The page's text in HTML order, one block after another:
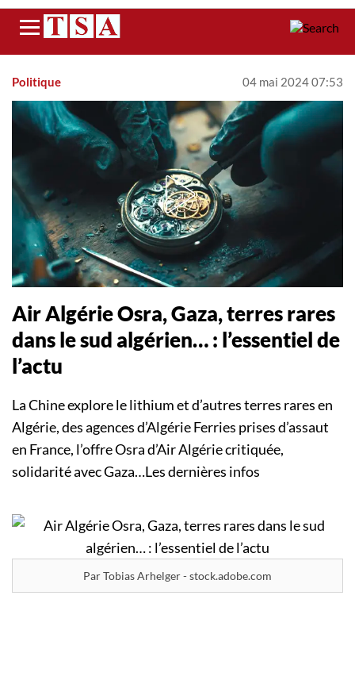
Menu
Politique 04 mai 2024 07:53
Air Algérie Osra, Gaza, terres rares
dans le sud algérien… : l’essentiel de
l’actu
La Chine explore le lithium et d’autres terres rares en
Algérie, des agences d’Algérie Ferries prises d’assaut
en France, l’offre Osra d’Air Algérie critiquée,
solidarité avec Gaza…Les dernières infos
Par Tobias Arhelger - stock.adobe.com